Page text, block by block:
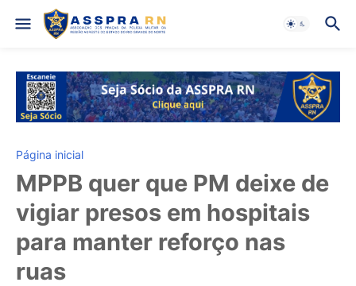
Página inicial
MPPB quer que PM deixe de
vigiar presos em hospitais
para manter reforço nas
ruas